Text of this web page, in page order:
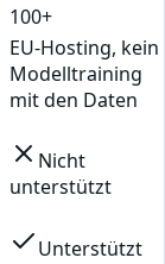
100+
EU-Hosting, kein
Modelltraining
mit den Daten
Nicht
unterstützt
Unterstützt